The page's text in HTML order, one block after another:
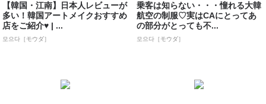
【韓国・江南】日本人レビューが
多い！韓国アートメイクおすすめ
店をご紹介♥ | ...
모으다［モウダ］
乗客は知らない・・・憧れる大韓
航空の制服♡実はCAにとってあ
の部分がとっても不...
모으다［モウダ］